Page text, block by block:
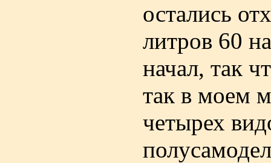
остались
литров 60
начал, так
так в моем
четырех